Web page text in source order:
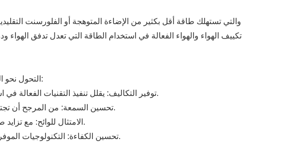
تكييف الهواء والهواء الفعالة في استخدام الطاقة التي تعدل تدفق
التحول نحو التصنيع الأخضر في تشكيل لفة علبة الكابلات يجلب الكثير من الفوائد للمصنعين والبيئة. وتشمل هذه الفوائد:
توفير التكاليف: يقلل تنفيذ التقنيات الفعالة في استخدام الطاقة من فواتير الكهرباء، ويقلل من تكاليف التشغيل، ويحسن من هوامش الربح مع مرور الوقت.
تحسين السمعة: من المرجح أن تجتذب الشركات التي تتبنى الممارسات المستدامة عملاء وشركاء واعين بالبيئة، مما يعزز موقعها في السوق.
الامتثال للوائح: مع تزايد صرامة اللوائح البيئية، يساعد اعتماد التكنولوجيات الخضراء المصنعين على البقاء متوافقين وتجنب العقوبات.
· تحسين الكفاءة: التكنولوجيات الموفرة للطاقة مثل الأتمتة والأنظمة الذكية تزيد من كفاءة الإنتاج وتقليل النفايات، مما يؤدي إلى زيادة الإنتاجية.